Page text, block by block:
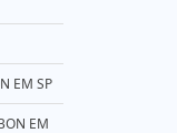
EM SP
EM